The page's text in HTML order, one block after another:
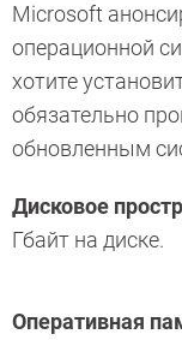
Microsoft
операционной
хотите
обязательно
обновленным
Дисковое
Гбайт на диске.
Оперативная